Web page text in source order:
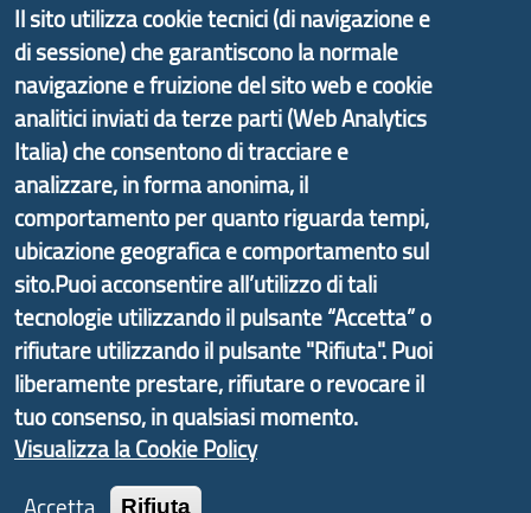
Copyright © 2017 Città metropolitana di Genova |
CF: 80007350103
Tecnologie e Accessibilità
Privacy
Note Legali
Contatti
Statistiche
Area Riservata
Il sito utilizza cookie tecnici (di navigazione e
di sessione) che garantiscono la normale
navigazione e fruizione del sito web e cookie
analitici inviati da terze parti (Web Analytics
Italia) che consentono di tracciare e
analizzare, in forma anonima, il
comportamento per quanto riguarda tempi,
ubicazione geografica e comportamento sul
sito.Puoi acconsentire all’utilizzo di tali
tecnologie utilizzando il pulsante “Accetta” o
rifiutare utilizzando il pulsante "Rifiuta". Puoi
liberamente prestare, rifiutare o revocare il
tuo consenso, in qualsiasi momento.
Visualizza la Cookie Policy
Rifiuta